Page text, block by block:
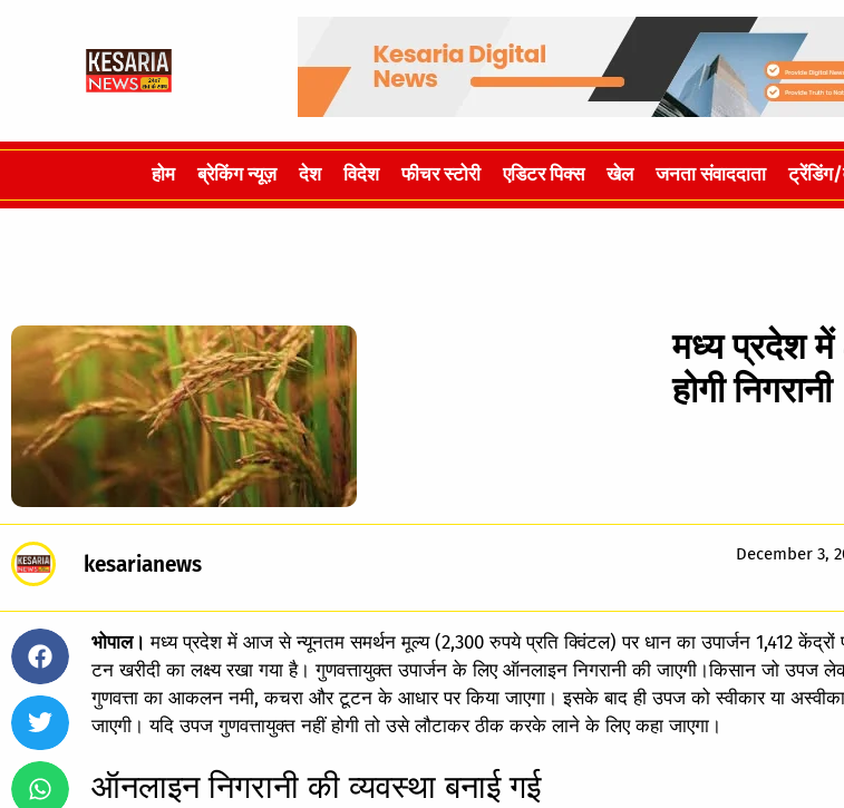
होम ब्रेकिंग न्यूज़ देश विदेश फीचर स्टोरी एडिटर पिक्स खेल जनता संवाददाता ट्रेंडिंग/
मध्य प्रदेश में
होगी निगरानी
kesarianews December 3,
भोपाल। मध्य प्रदेश में आज से न्यूनतम समर्थन मूल्य (2,300 रुपये प्रति क्विंटल) पर धान का उपार्जन 1,412 केंद्रों
टन खरीदी का लक्ष्य रखा गया है। गुणवत्तायुक्त उपार्जन के लिए ऑनलाइन निगरानी की जाएगी।किसान जो उपज
गुणवत्ता का आकलन नमी, कचरा और टूटन के आधार पर किया जाएगा। इसके बाद ही उपज को स्वीकार या
जाएगी। यदि उपज गुणवत्तायुक्त नहीं होगी तो उसे लौटाकर ठीक करके लाने के लिए कहा जाएगा।
ऑनलाइन निगरानी की व्यवस्था बनाई गई